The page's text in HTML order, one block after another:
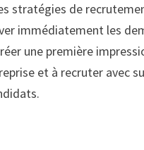
stratégies de
immédiatement les
une première
et à recruter avec